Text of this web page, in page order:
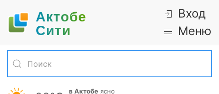
Актобе
Cити
Вход
Меню
в Актобе ясно